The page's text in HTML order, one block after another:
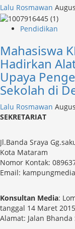
Lalu Rosmawan
Pendidikan
Mahasiswa
Hadirkan
Upaya
Sekolah di
Lalu Rosmawan
SEKRETARIAT
Jl.Banda Sraya
Kota Mataram
Nomor Kontak:
Email:
Konsultan Media:
tanggal 14 Maret
Alamat: Jalan